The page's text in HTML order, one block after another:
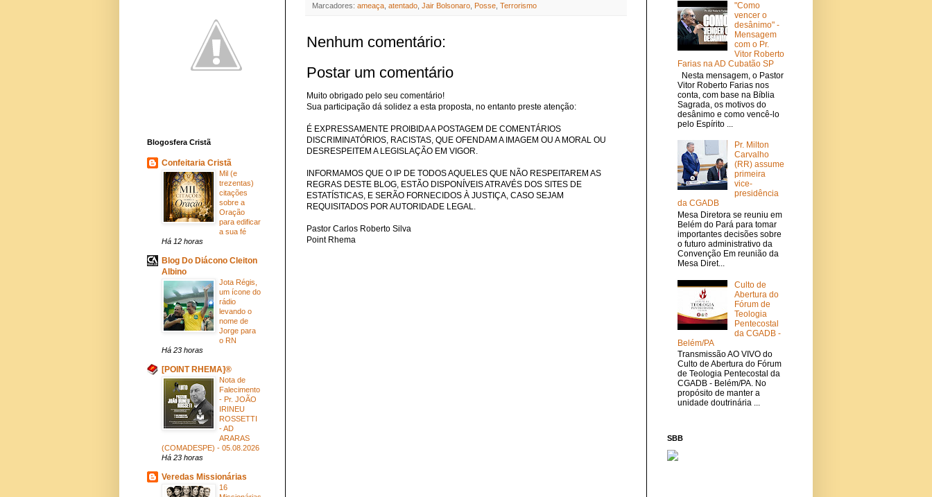
Marcadores: ameaça atentado Jair Bolsonaro Posse Terrorismo
Nenhum comentário:
Postar um comentário
Muito obrigado pelo seu comentário!
Sua participação dá solidez a esta proposta, no entanto preste atenção:
É EXPRESSAMENTE PROIBIDA A POSTAGEM DE COMENTÁRIOS
DISCRIMINATÓRIOS, RACISTAS, QUE OFENDAM A IMAGEM OU A MORAL OU
DESRESPEITEM A LEGISLAÇÃO EM VIGOR.
INFORMAMOS QUE O IP DE TODOS AQUELES QUE NÃO RESPEITAREM AS
REGRAS DESTE BLOG, ESTÃO DISPONÍVEIS ATRAVÉS DOS SITES DE
ESTATÍSTICAS, E SERÃO FORNECIDOS À JUSTIÇA, CASO SEJAM
REQUISITADOS POR AUTORIDADE LEGAL.
Pastor Carlos Roberto Silva
Point Rhema
Blogosfera Cristã
Confeitaria Cristã
Mil (e
trezentas)
citações
sobre a
Oração
para edificar
a sua fé
Há 12 horas
Blog Do Diácono Cleiton
Albino
Jota Régis,
um ícone do
rádio
levando o
nome de
Jorge para
o RN
Há 23 horas
[POINT RHEMA]®
Nota de
Falecimento
- Pr. JOÃO
IRINEU
ROSSETTI
- AD
ARARAS
(COMADESPE) - 05.08.2026
Há 23 horas
Veredas Missionárias
16
"Como
vencer o
desânimo" -
Mensagem
com o Pr.
Vitor Roberto
Farias na AD Cubatão SP
Nesta mensagem, o Pastor
Vitor Roberto Farias nos
conta, com base na Bíblia
Sagrada, os motivos do
desânimo e como vencê-lo
pelo Espírito ...
Pr. Milton
Carvalho
(RR) assume
primeira
vice-
presidência
da CGADB
Mesa Diretora se reuniu em
Belém do Pará para tomar
importantes decisões sobre
o futuro administrativo da
Convenção Em reunião da
Mesa Diret...
Culto de
Abertura do
Fórum de
Teologia
Pentecostal
da CGADB -
Belém/PA
Transmissão AO VIVO do
Culto de Abertura do Fórum
de Teologia Pentecostal da
CGADB - Belém/PA. No
propósito de manter a
unidade doutrinária ...
SBB